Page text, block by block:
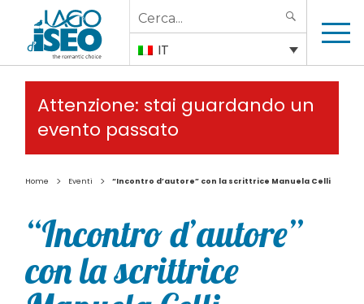
Search
for:
IT
Attenzione: stai guardando un
evento passato
Home > Eventi > “Incontro d’autore” con la scrittrice Manuela Celli
“Incontro d’autore”
con la scrittrice